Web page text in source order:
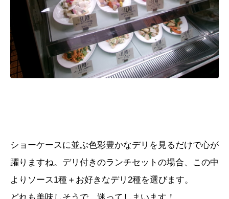
ショーケースに並ぶ色彩豊かなデリを見るだけで心が
躍りますね。デリ付きのランチセットの場合、この中
よりソース1種＋お好きなデリ 2種を選びます。